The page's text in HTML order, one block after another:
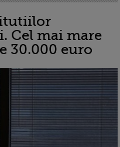
Cel mai mare
30.000 euro